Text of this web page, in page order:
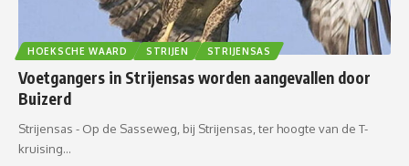
HOEKSCHE WAARD STRIJEN STRIJENSAS
Voetgangers in Strijensas worden aangevallen door
Buizerd
Strijensas - Op de Sasseweg, bij Strijensas, ter hoogte van de T-
kruising…